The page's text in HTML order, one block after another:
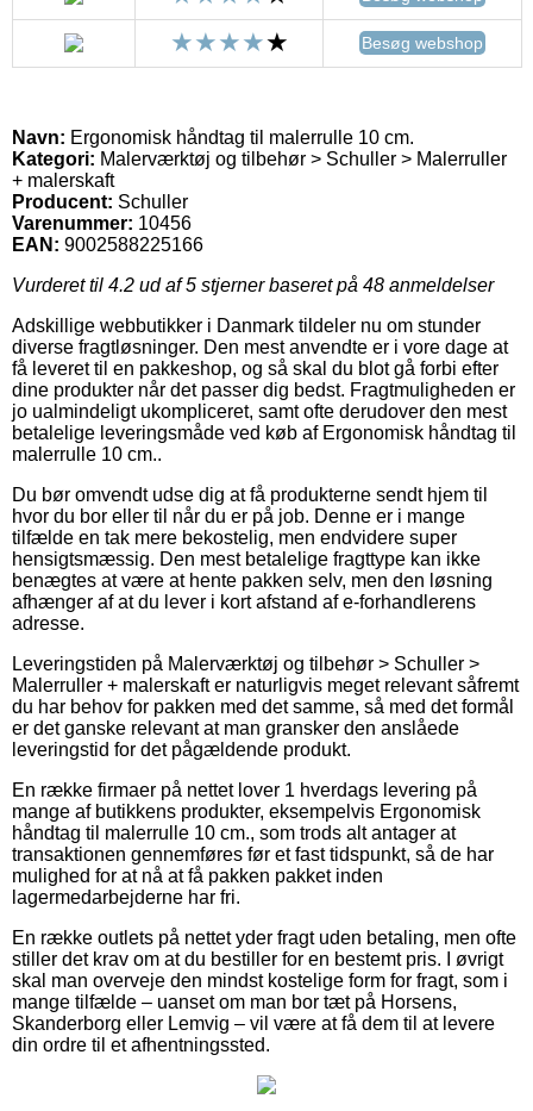
Besøg webshop
Navn: Ergonomisk håndtag til malerrulle 10 cm.
Kategori: Malerværktøj og tilbehør > Schuller > Malerruller
+ malerskaft
Producent: Schuller
Varenummer: 10456
EAN: 9002588225166
Vurderet til 4.2 ud af 5 stjerner baseret på 48 anmeldelser
Adskillige webbutikker i Danmark tildeler nu om stunder
diverse fragtløsninger. Den mest anvendte er i vore dage at
få leveret til en pakkeshop, og så skal du blot gå forbi efter
dine produkter når det passer dig bedst. Fragtmuligheden er
jo ualmindeligt ukompliceret, samt ofte derudover den mest
betalelige leveringsmåde ved køb af Ergonomisk håndtag til
malerrulle 10 cm..
Du bør omvendt udse dig at få produkterne sendt hjem til
hvor du bor eller til når du er på job. Denne er i mange
tilfælde en tak mere bekostelig, men endvidere super
hensigtsmæssig. Den mest betalelige fragttype kan ikke
benægtes at være at hente pakken selv, men den løsning
afhænger af at du lever i kort afstand af e-forhandlerens
adresse.
Leveringstiden på Malerværktøj og tilbehør > Schuller >
Malerruller + malerskaft er naturligvis meget relevant såfremt
du har behov for pakken med det samme, så med det formål
er det ganske relevant at man gransker den anslåede
leveringstid for det pågældende produkt.
En række firmaer på nettet lover 1 hverdags levering på
mange af butikkens produkter, eksempelvis Ergonomisk
håndtag til malerrulle 10 cm., som trods alt antager at
transaktionen gennemføres før et fast tidspunkt, så de har
mulighed for at nå at få pakken pakket inden
lagermedarbejderne har fri.
En række outlets på nettet yder fragt uden betaling, men ofte
stiller det krav om at du bestiller for en bestemt pris. I øvrigt
skal man overveje den mindst kostelige form for fragt, som i
mange tilfælde – uanset om man bor tæt på Horsens,
Skanderborg eller Lemvig – vil være at få dem til at levere
din ordre til et afhentningssted.